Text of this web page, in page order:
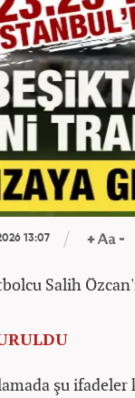
13:07
Salih
şu ifadeler